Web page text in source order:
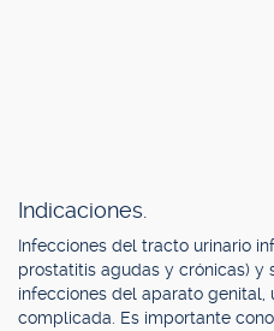
Indicaciones.
Infecciones del tracto urinario
prostatitis agudas y crónicas) y
infecciones del aparato genital,
complicada. Es importante